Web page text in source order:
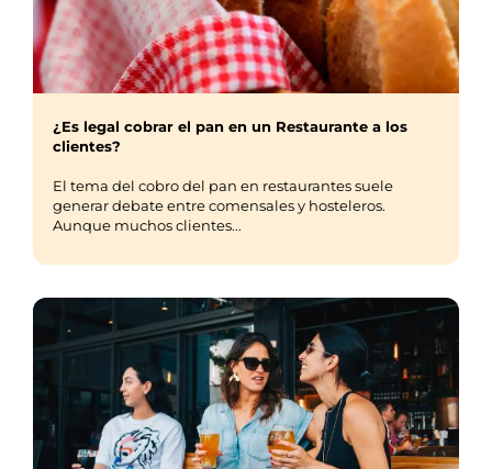
¿Es legal cobrar el pan en un Restaurante a los
clientes?
El tema del cobro del pan en restaurantes suele
generar debate entre comensales y hosteleros.
Aunque muchos clientes...